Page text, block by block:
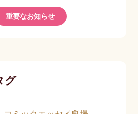
重要なお知らせ
グ